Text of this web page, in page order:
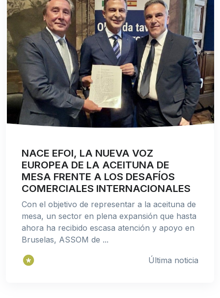
NACE EFOI, LA NUEVA VOZ
EUROPEA DE LA ACEITUNA DE
MESA FRENTE A LOS DESAFÍOS
COMERCIALES INTERNACIONALES
Con el objetivo de representar a la aceituna de
mesa, un sector en plena expansión que hasta
ahora ha recibido escasa atención y apoyo en
Bruselas, ASSOM de ...
Última noticia